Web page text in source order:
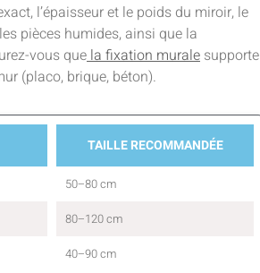
l’épaisseur et le poids du miroir, le
pièces humides, ainsi que la
vous que la fixation murale supporte
(placo, brique, béton).
TAILLE RECOMMANDÉE
50–80 cm
80–120 cm
40–90 cm